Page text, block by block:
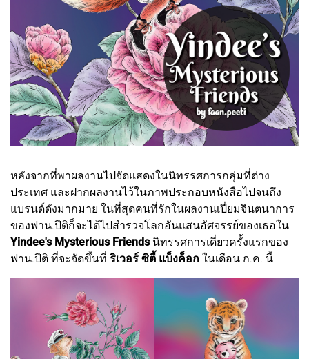
หลังจากที่พาผลงานไปจัดแสดงในนิทรรศการกลุ่มที่ต่าง
ประเทศ และฝากผลงานไว้ในภาพประกอบหนังสือไปจนถึง
แบรนด์ดังมากมาย ในที่สุดคนที่รักในผลงานเปี่ยมจินตนาการ
ของฟาน.ปีติก็จะได้ไปสำรวจโลกอันแสนอัศจรรย์ของเธอใน
Yindee's Mysterious Friends นิทรรศการเดี่ยวครั้งแรกของ
ฟาน.ปีติ ที่จะจัดขึ้นที่ ริเวอร์ ซิตี้ แบ็งค็อก ในเดือน ก.ค. นี้